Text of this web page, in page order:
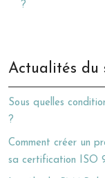
?
Actualités du
Sous quelles
?
Comment créer un
sa certification ISO